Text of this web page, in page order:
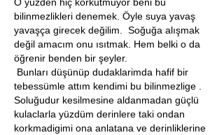
bilinmezlikleri denemek. Öyle suya yavaş
yavaşça girecek değilim.  Soğuğa alışmak
değil amacım onu ısıtmak. Hem belki o da
öğrenir benden bir şeyler.
tebessümle attım kendimi bu bilinmezlige .
Soluğudur kesilmesine aldanmadan güçlü
kulaclarla yüzdüm derinlere taki ondan
korkmadigimi ona anlatana ve derinliklerine